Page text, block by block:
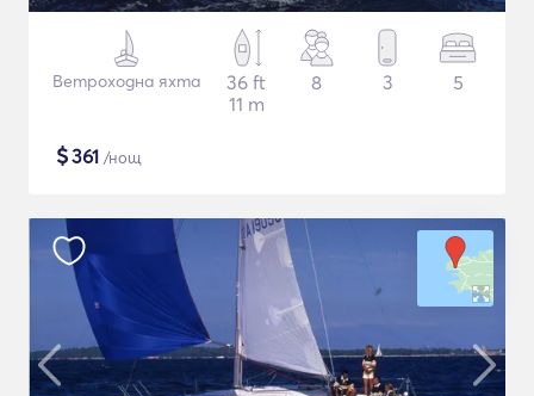
Ветроходна яхта
36 ft
11 m
8 3 5
$361 /нощ